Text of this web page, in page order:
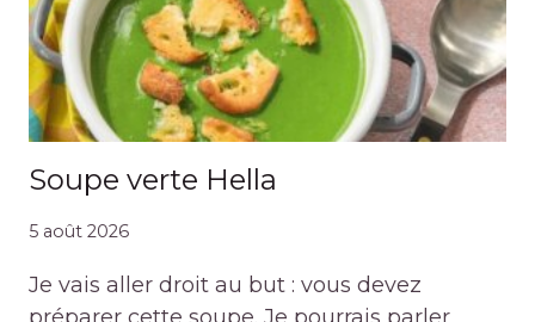
Soupe verte Hella
5 août 2026
Je vais aller droit au but : vous devez